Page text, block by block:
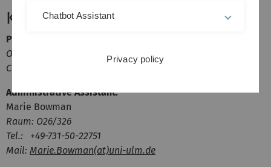
Kontakt
Prof. Dr. Boris Mizaikoff
Office hours: by appointment - O26/326
Contact:
boris.mizaikoff(at)uni-ulm.de
Administrative Assistant:
Marie Bowman
Raum: O26/326
Tel.: +49-731-50-22751
Mail: Marie.Bowman(at)uni-ulm.de
Chatbot Assistant
Privacy policy